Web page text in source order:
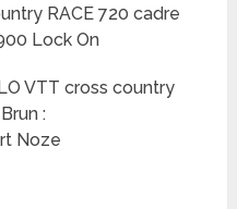
RACE 720 cadre
Lock On
VTT cross country
:
Noze